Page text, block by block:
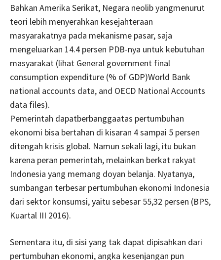
Bahkan Amerika Serikat, Negara neolib yangmenurut
teori lebih menyerahkan kesejahteraan
masyarakatnya pada mekanisme pasar, saja
mengeluarkan 14.4 persen PDB-nya untuk kebutuhan
masyarakat (lihat General government final
consumption expenditure (% of GDP)World Bank
national accounts data, and OECD National Accounts
data files).
Pemerintah dapatberbanggaatas pertumbuhan
ekonomi bisa bertahan di kisaran 4 sampai 5 persen
ditengah krisis global. Namun sekali lagi, itu bukan
karena peran pemerintah, melainkan berkat rakyat
Indonesia yang memang doyan belanja. Nyatanya,
sumbangan terbesar pertumbuhan ekonomi Indonesia
dari sektor konsumsi, yaitu sebesar 55,32 persen (BPS,
Kuartal III 2016).
Sementara itu, di sisi yang tak dapat dipisahkan dari
pertumbuhan ekonomi, angka kesenjangan pun